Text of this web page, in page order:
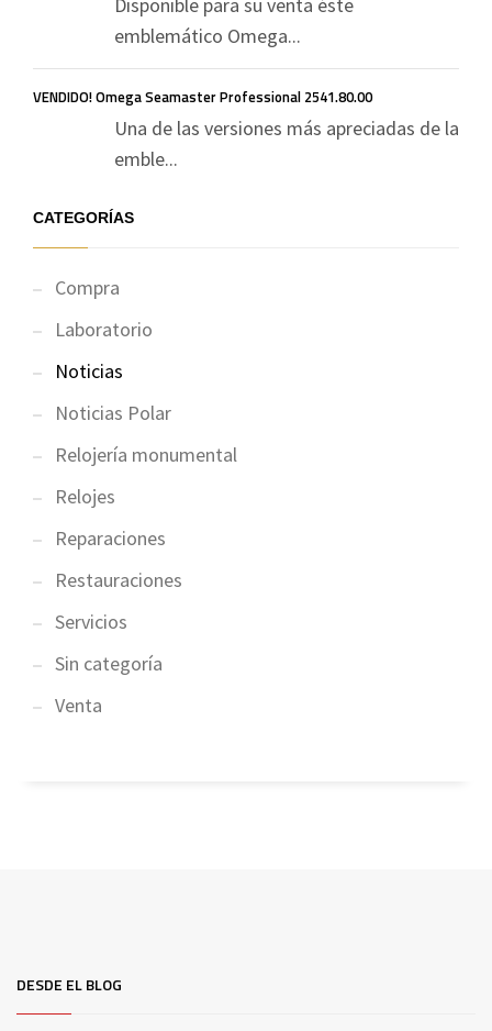
Disponible para su venta éste
emblemático Omega...
VENDIDO! Omega Seamaster Professional 2541.80.00
Una de las versiones más apreciadas de la
emble...
CATEGORÍAS
Compra
Laboratorio
Noticias
Noticias Polar
Relojería monumental
Relojes
Reparaciones
Restauraciones
Servicios
Sin categoría
Venta
DESDE EL BLOG